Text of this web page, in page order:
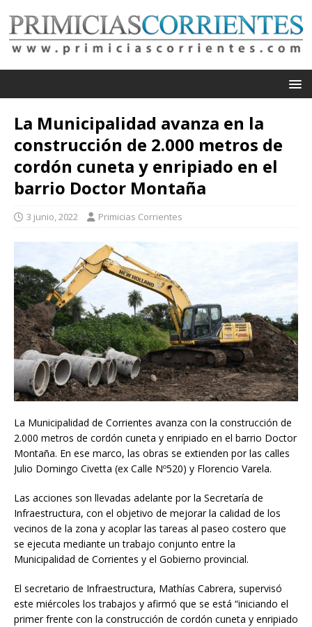
La Municipalidad avanza en la
construcción de 2.000 metros de
cordón cuneta y enripiado en el
barrio Doctor Montaña
3 junio, 2022 Primicias Corrientes
La Municipalidad de Corrientes avanza con la construcción de
2.000 metros de cordón cuneta y enripiado en el barrio Doctor
Montaña. En ese marco, las obras se extienden por las calles
Julio Domingo Civetta (ex Calle Nº520) y Florencio Varela.
Las acciones son llevadas adelante por la Secretaría de
Infraestructura, con el objetivo de mejorar la calidad de los
vecinos de la zona y acoplar las tareas al paseo costero que
se ejecuta mediante un trabajo conjunto entre la
Municipalidad de Corrientes y el Gobierno provincial.
El secretario de Infraestructura, Mathías Cabrera, supervisó
este miércoles los trabajos y afirmó que se está “iniciando el
primer frente con la construcción de cordón cuneta y enripiado